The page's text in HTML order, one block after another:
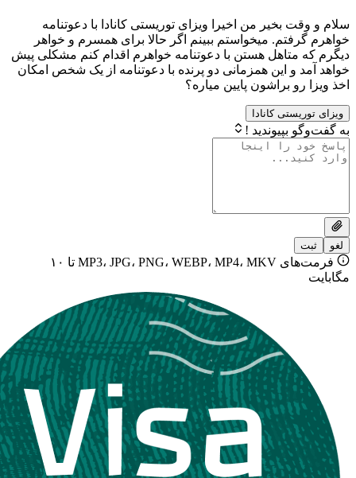
بخیر من اخیرا ویزای توریستی کانادا با دعوتنامه
میخواستم ببینم اگر حالا برای همسرم و خواهر
هستن با دعوتنامه خواهرم اقدام کنم مشکلی پیش
و این همزمانی دو پرنده با دعوتنامه از یک شخص امکان
براشون پایین میاره؟
کانادا
!
فرمت‌های MP3، JPG، PNG، WEBP، MP4، MKV تا ۱۰